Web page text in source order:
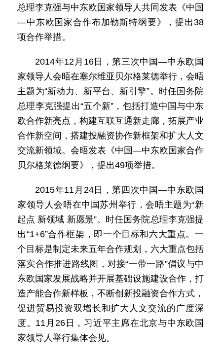
总理李克强与中东欧国家领导人共同发表《中国
—中东欧国家合作布加勒斯特纲要》，提出38
项合作举措。
2014年12月16日，第三次中国—中东欧国
家领导人会晤在塞尔维亚贝尔格莱德举行，会晤
主题为“新动力、新平台、新引擎”。时任国务院
总理李克强提出“五个新”，包括打造中国与中东
欧合作新亮点，构建互联互通新走廊，拓展产业
合作新空间，搭建投融资协作新框架和扩大人文
交流新领域。会晤发表《中国—中东欧国家合作
贝尔格莱德纲要》，提出49项举措。
2015年11月24日，第四次中国—中东欧国
家领导人会晤在中国苏州举行，会晤主题为“新
起点 新领域 新愿景”。时任国务院总理李克强提
出“1+6”合作框架，即一个目标和六大重点。一
个目标是制定未来五年合作规划，六大重点包括
落实合作推进路线图，对接“一带一路”倡议与中
东欧国家发展战略并开展基础设施建设合作，打
造产能合作新样板，不断创新投融资合作方式，
促进贸易投资双增长和扩大人文交流的广度深
度。11月26日，习近平主席在北京与中东欧国
家领导人举行集体会见。